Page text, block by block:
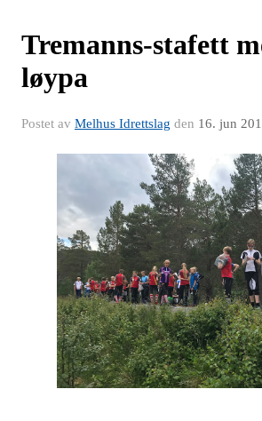
Tremanns-stafett
løypa
Postet av Melhus Idrettslag den 16. jun